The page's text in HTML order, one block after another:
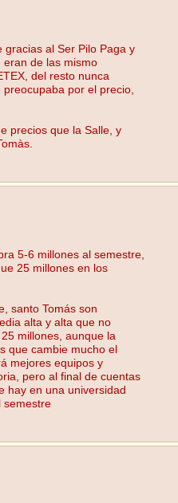
gracias al Ser Pilo Paga y
de las mismo
del resto nunca
por el precio,
precios que la Salle, y
5-6 millones al semestre,
25 millones en los
santo Tomás son
alta y alta que no
millones, aunque la
que cambie mucho el
mejores equipos y
pero al final de cuentas
hay en una universidad
semestre